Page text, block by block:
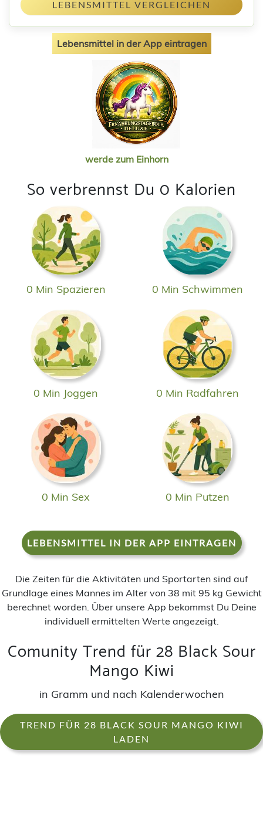
LEBENSMITTEL VERGLEICHEN
Lebensmittel in der App eintragen
werde zum Einhorn
So verbrennst Du 0 Kalorien
0 Min Spazieren 0 Min Schwimmen
0 Min Joggen 0 Min Radfahren
0 Min Sex 0 Min Putzen
LEBENSMITTEL IN DER APP EINTRAGEN
Die Zeiten für die Aktivitäten und Sportarten sind auf
Grundlage eines Mannes im Alter von 38 mit 95 kg Gewicht
berechnet worden. Über unsere App bekommst Du Deine
individuell ermittelten Werte angezeigt.
Comunity Trend für 28 Black Sour
Mango Kiwi
in Gramm und nach Kalenderwochen
TREND FÜR 28 BLACK SOUR MANGO KIWI
LADEN